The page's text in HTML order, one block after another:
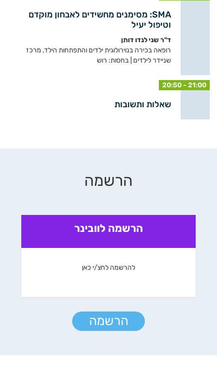
SMA: מסימנים מחשידים לאבחון מוקדם
וטיפול יעיל
ד"ר שני לנדו דותן
רופאה בכירה בנוירולוגית ילדים והתפתחות הילד, מרכז
שניידר לילדים | בחסות: רוש
20:50 - 21:00
שאלות ותשובות
הרשמה
הרשמה לוובינר
להרשמה לחצ/י כאן
הרשמה